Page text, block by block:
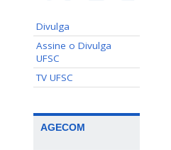
Divulga
Assine o Divulga
UFSC
TV UFSC
AGECOM